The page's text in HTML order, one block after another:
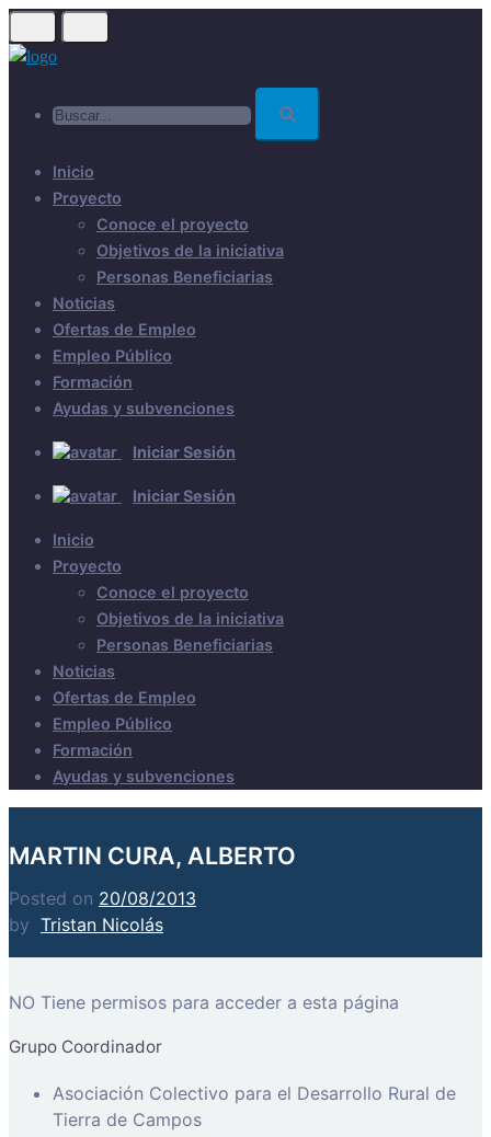
Skip
to
Inicio
Proyecto
Conoce el proyecto
Objetivos de la iniciativa
Personas Beneficiarias
Noticias
Ofertas de Empleo
Empleo Público
Formación
Ayudas y subvenciones
Iniciar Sesión
Iniciar Sesión
Inicio
Proyecto
Conoce el proyecto
Objetivos de la iniciativa
Personas Beneficiarias
Noticias
Ofertas de Empleo
Empleo Público
Formación
Ayudas y subvenciones
MARTIN CURA, ALBERTO
Posted on 20/08/2013
by Tristan Nicolás
NO Tiene permisos para acceder a esta página
Grupo Coordinador
Asociación Colectivo para el Desarrollo Rural de
Tierra de Campos